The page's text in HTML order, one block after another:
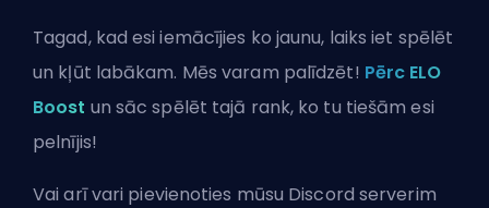
Tagad, kad esi iemācījies ko jaunu, laiks iet spēlēt
un kļūt labākam. Mēs varam palīdzēt! Pērc ELO
Boost un sāc spēlēt tajā rank, ko tu tiešām esi
pelnījis!
Vai arī vari pievienoties mūsu Discord serverim